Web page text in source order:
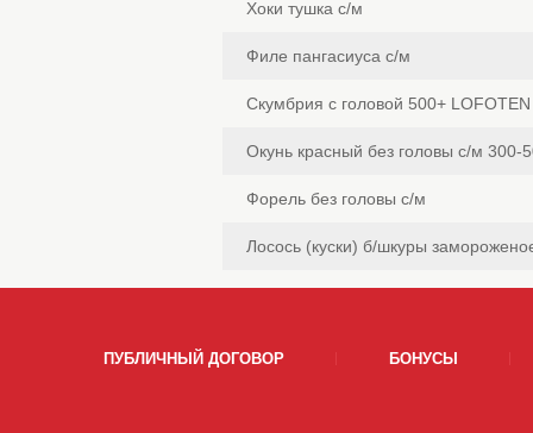
Хоки тушка с/м
Филе пангасиуса с/м
Скумбрия с головой 500+
Окунь красный без головы с/м 300-
Форель без головы с/м
Лосось (куски) б/шкуры
ПУБЛИЧНЫЙ ДОГОВОР БОНУСЫ